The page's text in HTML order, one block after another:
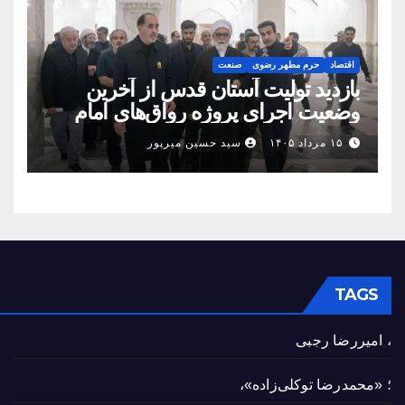
اقتصاد حرم مطهر رضوی صنعت
بازدید تولیت آستان قدس از آخرین
وضعیت اجرای پروژه رواق‌های امام
حسین(ع) و امیرالمؤمنین(ع)
۱۵ مرداد ۱۴۰۵ سید حسین میرپور
TAGS
، امیررضا رجبی
؛ «محمدرضا توکلی‌زاده»،